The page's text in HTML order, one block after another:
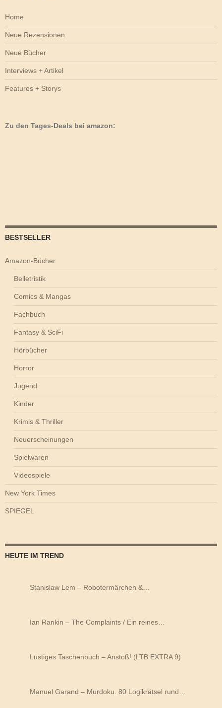
Home
Neue Rezensionen
Neue Bücher
Interviews + Artikel
Features + Storys
Zu den Tages-Deals bei amazon:
BESTSELLER
Amazon-Bücher
Belletristik
Comics & Mangas
Fachbuch
Fantasy & SciFi
Hörbücher
Horror
Jugend
Kinder
Krimis & Thriller
Neuerscheinungen
Spielwaren
Videospiele
New York Times
SPIEGEL
HEUTE IM TREND
Stanislaw Lem – Robotermärchen &…
Ian Rankin – The Complaints / Ein reines…
Lustiges Taschenbuch – Anstoß! (LTB EXTRA 9)
Manuel Garand – Murdoku. 80 Logikrätsel rund…